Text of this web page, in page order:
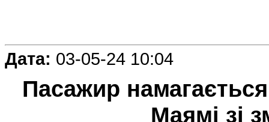
Дата: 03-05-24 10:04
Пасажир
Маямі зі